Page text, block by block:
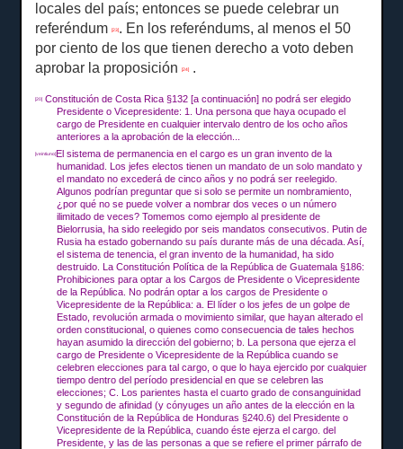
locales del país;entonces se puede celebrar un
referéndum[23] . En los referéndums, al menos el 50
por ciento de los que tienen derecho a voto deben
aprobar la proposición[24] .
[20]
Constitución de Costa Rica §132 [a continuación] no podrá ser elegido
Presidente o Vicepresidente: 1. Una persona que haya ocupado el
cargo de Presidente en cualquier intervalo dentro de los ocho años
anteriores a la aprobación de la elección...
[veintiuno] El sistema de permanencia en el cargo es un gran invento de la
humanidad.Los jefes electos tienen un mandato de un solo mandato y
el mandato no excederá de cinco años y no podrá ser reelegido.
Algunos podrían preguntar que si solo se permite un nombramiento,
¿por qué no se puede volver a nombrar dos veces o un número
ilimitado de veces?Tomemos como ejemplo al presidente de
Bielorrusia, ha sido reelegido por seis mandatos consecutivos.Putin de
Rusia ha estado gobernando su país durante más de una década.Así,
el sistema de tenencia, el gran invento de la humanidad, ha sido
destruido.La Constitución Política de la República de Guatemala §186:
Prohibiciones para optar a los Cargos de Presidente o Vicepresidente
de la República.No podrán optar a los cargos de Presidente o
Vicepresidente de la República: a.El líder o los jefes de un golpe de
Estado,revolución armada o movimiento similar, que hayan alterado el
orden constitucional, o quienes como consecuencia de tales hechos
hayan asumido la dirección del gobierno;b.La persona que ejerza el
cargo de Presidente o Vicepresidente de la República cuando se
celebren elecciones para tal cargo, o que lo haya ejercido por cualquier
tiempo dentro del período presidencial en que se celebren las
elecciones;C.Los parientes hasta el cuarto grado de consanguinidad
y segundo de afinidad (y cónyuges un año antes de la elección en la
Constitución de la República de Honduras §240.6) del Presidente o
Vicepresidente de la República, cuando éste ejerza el cargo. del
Presidente, y las de las personas a que se refiere el primer párrafo de